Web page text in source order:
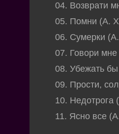
04. Возврати
05. Помни (А.
06. Сумерки
07. Говори
08. Убежать
09. Прости,
10. Недотрога
11. Ясно все